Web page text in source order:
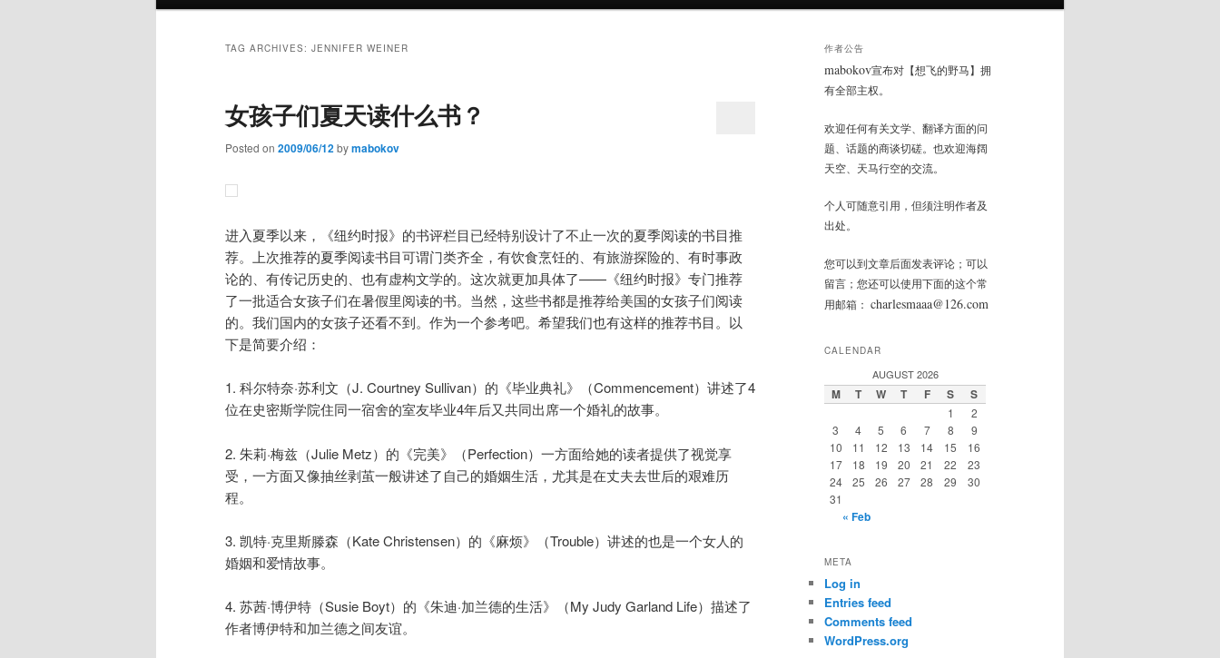
TAG ARCHIVES: JENNIFER WEINER
女孩子们夏天读什么书？
Posted on 2009/06/12bymabokov
进入夏季以来，《纽约时报》的书评栏目已经特别设计了不止一次的夏季阅读的书目推
荐。上次推荐的夏季阅读书目可谓门类齐全，有饮食烹饪的、有旅游探险的、有时事政
论的、有传记历史的、也有虚构文学的。这次就更加具体了——《纽约时报》专门推荐
了一批适合女孩子们在暑假里阅读的书。当然，这些书都是推荐给美国的女孩子们阅读
的。我们国内的女孩子还看不到。作为一个参考吧。希望我们也有这样的推荐书目。以
下是简要介绍：
1. 科尔特奈·苏利文（J. Courtney Sullivan）的《毕业典礼》（Commencement）讲述了4
位在史密斯学院住同一宿舍的室友毕业4年后又共同出席一个婚礼的故事。
2. 朱莉·梅兹（Julie Metz）的《完美》（Perfection）一方面给她的读者提供了视觉享
受，一方面又像抽丝剥茧一般讲述了自己的婚姻生活，尤其是在丈夫去世后的艰难历
程。
3. 凯特·克里斯滕森（Kate Christensen）的《麻烦》（Trouble）讲述的也是一个女人的
婚姻和爱情故事。
4. 苏茜·博伊特（Susie Boyt）的《朱迪·加兰德的生活》（My Judy Garland Life）描述了
作者博伊特和加兰德之间友谊。
作者公告
mabokov宣布对【想飞的野马】拥
有全部主权。
欢迎任何有关文学、翻译方面的问
题、话题的商谈切磋。也欢迎海阔
天空、天马行空的交流。
个人可随意引用，但须注明作者及
出处。
您可以到文章后面发表评论；可以
留言；您还可以使用下面的这个常
用邮箱： charlesmaaa@126.com
CALENDAR
AUGUST 2026
M T W T F S S
1
2
3
4 5 6 7 8
9
10
11 12 13 14 15
16
17
18 19 20 21 22
23
24
25 26 27 28 29
30
31
« Feb
META
Log in
Entries feed
Comments feed
WordPress.org